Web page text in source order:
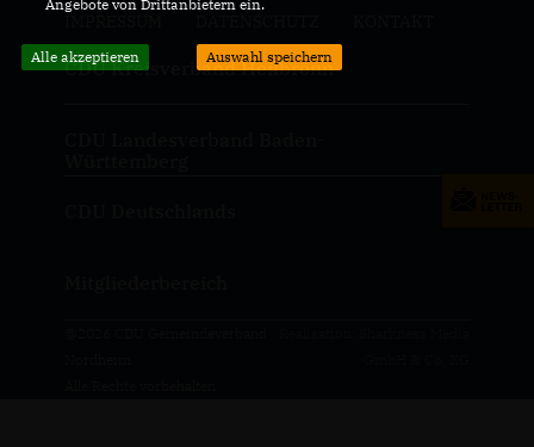
CDU Kreisverband Heilbronn
Angebote von Drittanbietern ein.
Alle akzeptieren Auswahl speichern